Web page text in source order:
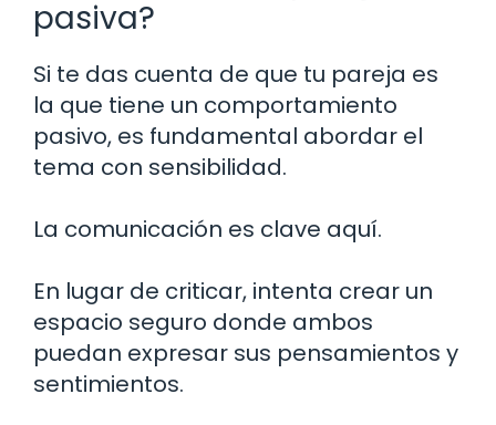
pasiva?
Si te das cuenta de que tu pareja es
la que tiene un comportamiento
pasivo, es fundamental abordar el
tema con sensibilidad.
La comunicación es clave aquí.
En lugar de criticar, intenta crear un
espacio seguro donde ambos
puedan expresar sus pensamientos y
sentimientos.